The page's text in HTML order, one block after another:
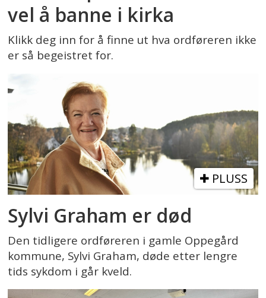
vel å banne i kirka
Klikk deg inn for å finne ut hva ordføreren ikke
er så begeistret for.
PLUSS
Sylvi Graham er død
Den tidligere ordføreren i gamle Oppegård
kommune, Sylvi Graham, døde etter lengre
tids sykdom i går kveld.